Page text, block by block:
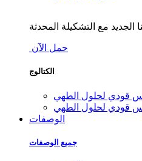
مع التشكيلة المحدثة
حمل الآن
الكتالوج
قودي لحلول الطهي
قودي لحلول الطهي
الوصفات
جميع الوصفات